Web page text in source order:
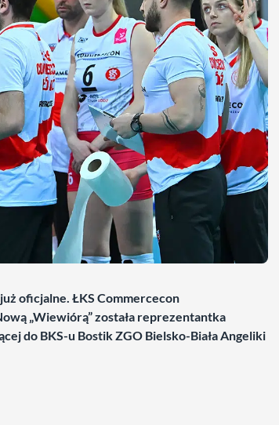
oficjalne. ŁKS Commercecon
„Wiewiórą” została reprezentantka
do BKS-u Bostik ZGO Bielsko-Biała Angeliki